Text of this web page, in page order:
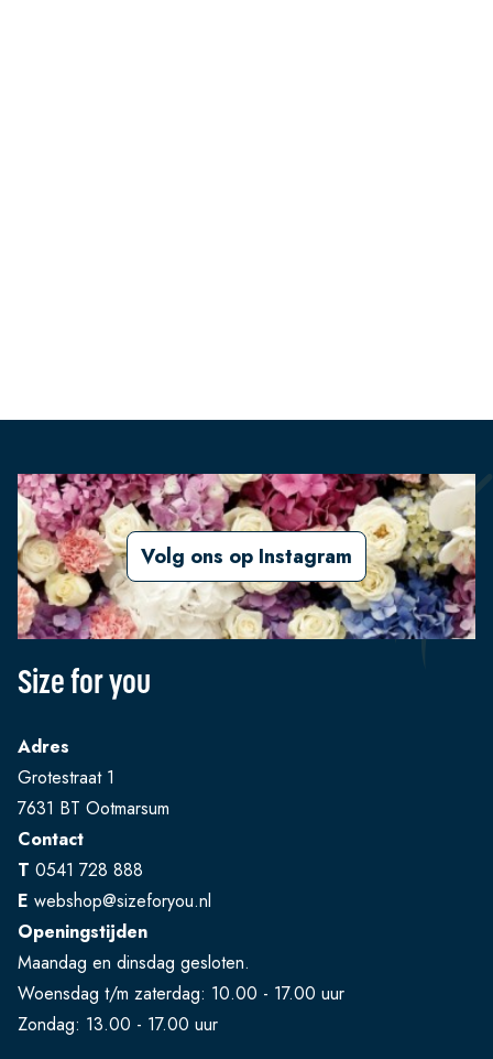
Volg ons op Instagram
Size for you
Adres
Grotestraat 1
7631 BT Ootmarsum
Contact
T 0541 728 888
E webshop@sizeforyou.nl
Openingstijden
Maandag en dinsdag gesloten.
Woensdag t/m zaterdag: 10.00 - 17.00 uur
Zondag: 13.00 - 17.00 uur